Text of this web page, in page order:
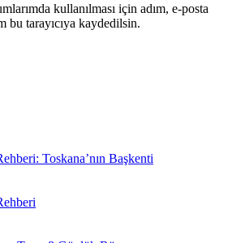
kullanılması için adım, e-posta
bu tarayıcıya kaydedilsin.
Toskana’nın Başkenti